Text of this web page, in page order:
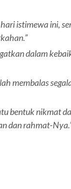
istimewa ini,
dalam
membalas
bentuk nikmat
dan rahmat-